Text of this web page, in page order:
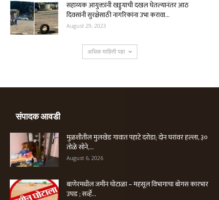
सहाय्यक आयुक्तांनी खड्ड्याची दखल घेतल्यानंतर आठ
दिवसांनी सुरक्षेसाठी नागरिकांना उभा करावा...
August 29, 2023
अधिक माहिती पहा
संपादक आवडी
मुळशीतील मुलखेड गावात पहाटे दरोडा; दोन घरांवर हल्ला, ३०
तोळे सोने,...
August 6, 2026
बाणेरमधील जमीन घोटाळा – महसूल विभागाचा बोगस कारभार
उघड ; सर्व्हे...